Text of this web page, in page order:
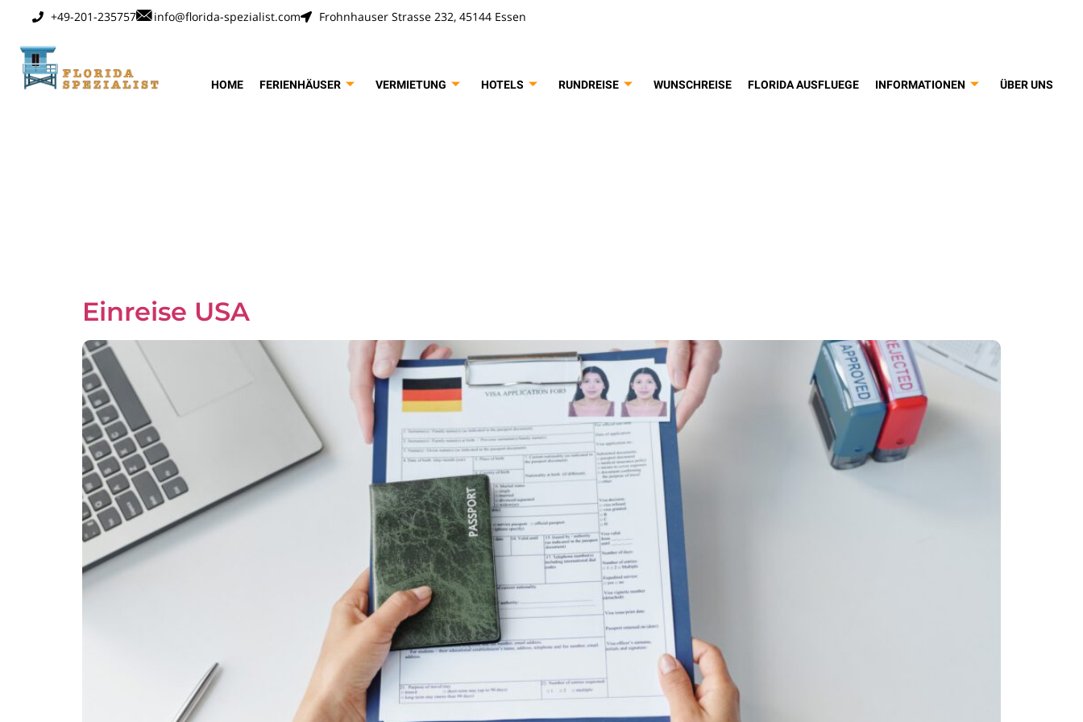
+49-201-235757 info@florida-spezialist.com Frohnhauser Strasse 232, 45144 Essen
HOME FERIENHÄUSER VERMIETUNG HOTELS RUNDREISE WUNSCHREISE FLORIDA AUSFLUEGE INFORMATIONEN ÜBER UNS
Einreise USA